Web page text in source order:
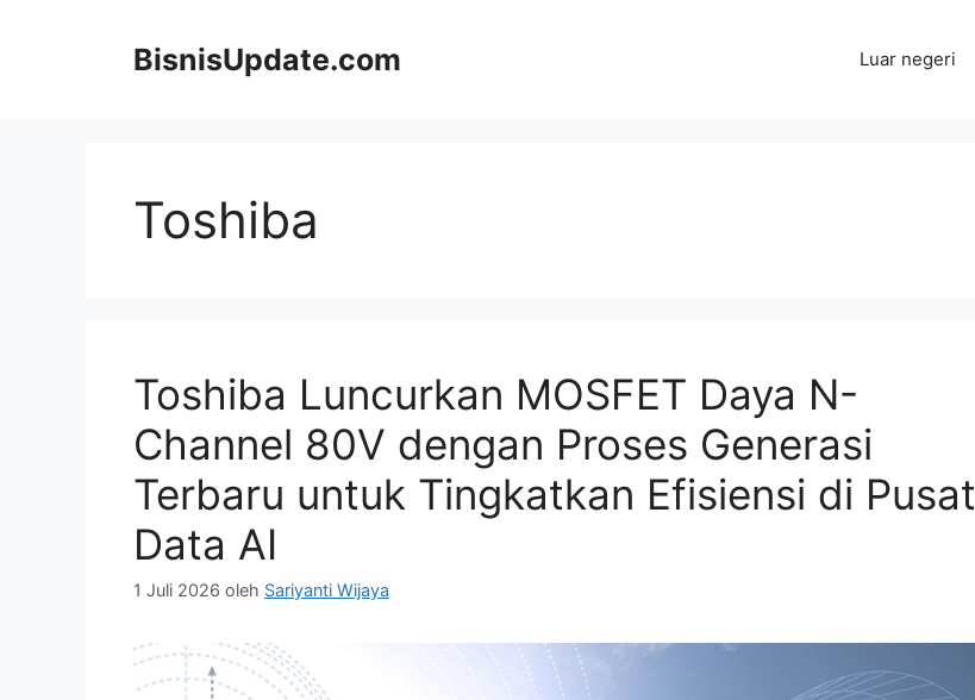
BisnisUpdate.com Luar negeri
Toshiba
Toshiba Luncurkan MOSFET Daya N-
Channel 80V dengan Proses Generasi
Terbaru untuk Tingkatkan Efisiensi di Pusat
Data AI
1 Juli 2026 oleh Sariyanti Wijaya